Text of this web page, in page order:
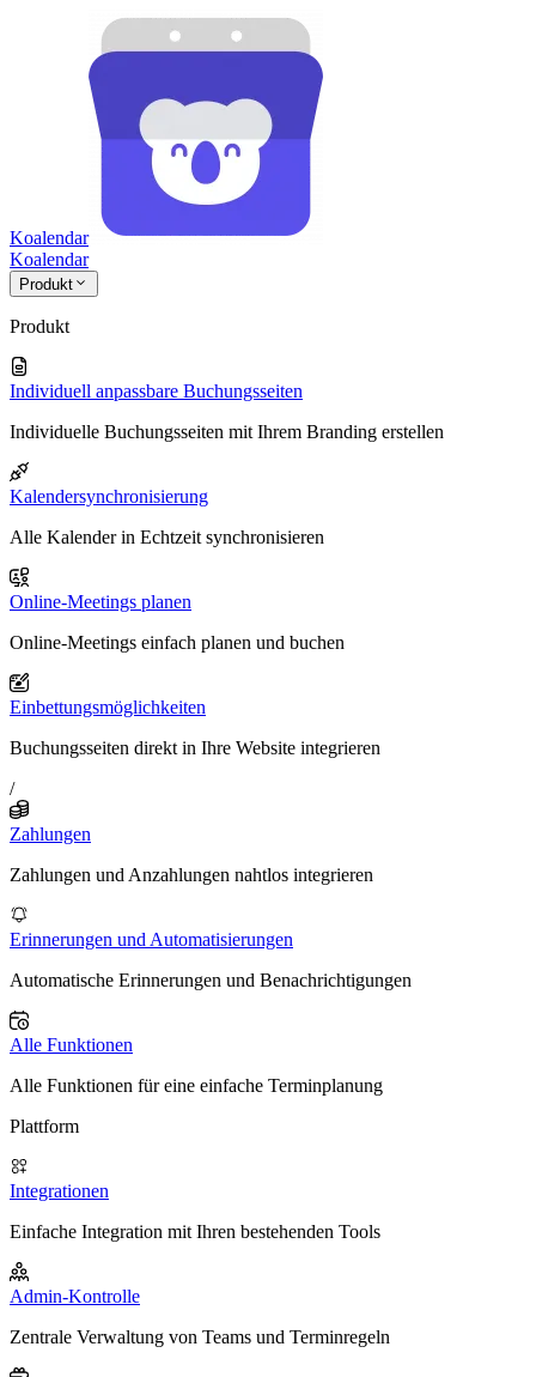
Koalendar
Koalendar
Produkt
Produkt
Individuell anpassbare Buchungsseiten
Individuelle Buchungsseiten mit Ihrem Branding erstellen
Kalendersynchronisierung
Alle Kalender in Echtzeit synchronisieren
Online-Meetings planen
Online-Meetings einfach planen und buchen
Einbettungsmöglichkeiten
Buchungsseiten direkt in Ihre Website integrieren
/
Zahlungen
Zahlungen und Anzahlungen nahtlos integrieren
Erinnerungen und Automatisierungen
Automatische Erinnerungen und Benachrichtigungen
Alle Funktionen
Alle Funktionen für eine einfache Terminplanung
Plattform
Integrationen
Einfache Integration mit Ihren bestehenden Tools
Admin-Kontrolle
Zentrale Verwaltung von Teams und Terminregeln